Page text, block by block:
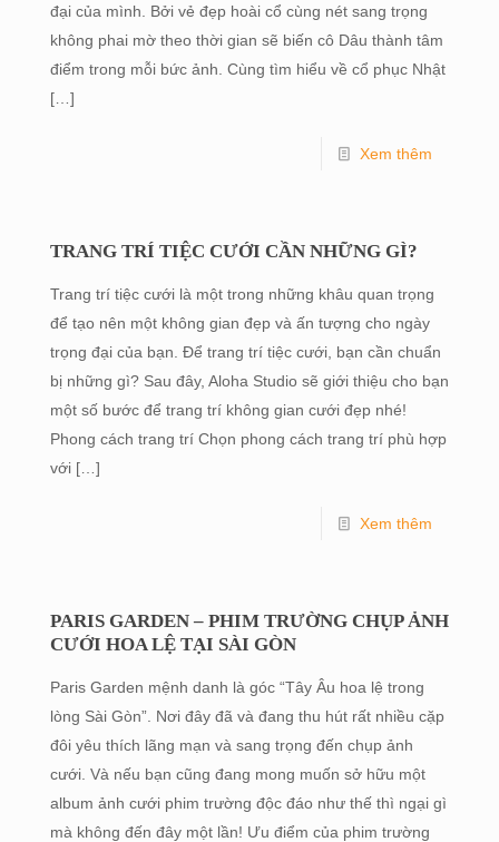
đại của mình. Bởi vẻ đẹp hoài cổ cùng nét sang trọng
không phai mờ theo thời gian sẽ biến cô Dâu thành tâm
điểm trong mỗi bức ảnh. Cùng tìm hiểu về cổ phục Nhật
[…]
Xem thêm
TRANG TRÍ TIỆC CƯỚI CẦN NHỮNG GÌ?
Trang trí tiệc cưới là một trong những khâu quan trọng
để tạo nên một không gian đẹp và ấn tượng cho ngày
trọng đại của bạn. Để trang trí tiệc cưới, bạn cần chuẩn
bị những gì? Sau đây, Aloha Studio sẽ giới thiệu cho bạn
một số bước để trang trí không gian cưới đẹp nhé!
Phong cách trang trí Chọn phong cách trang trí phù hợp
với […]
Xem thêm
PARIS GARDEN – PHIM TRƯỜNG CHỤP ẢNH
CƯỚI HOA LỆ TẠI SÀI GÒN
Paris Garden mệnh danh là góc “Tây Âu hoa lệ trong
lòng Sài Gòn”. Nơi đây đã và đang thu hút rất nhiều cặp
đôi yêu thích lãng mạn và sang trọng đến chụp ảnh
cưới. Và nếu bạn cũng đang mong muốn sở hữu một
album ảnh cưới phim trường độc đáo như thế thì ngại gì
mà không đến đây một lần! Ưu điểm của phim trường